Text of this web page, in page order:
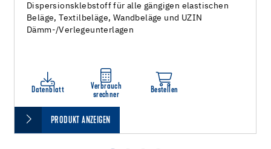
Dispersionsklebstoff für alle gängigen elastischen
Beläge, Textilbeläge, Wandbeläge und UZIN
Dämm-/Verlegeunterlagen
Datenblatt
Verbrauch
srechner
Bestellen
PRODUKT ANZEIGEN